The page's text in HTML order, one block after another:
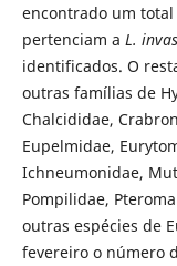
encontrado um
pertenciam a L.
identificados. O
outras famílias de
Chalcididae,
Eupelmidae,
Ichneumonidae,
Pompilidae,
outras espécies de
fevereiro o número